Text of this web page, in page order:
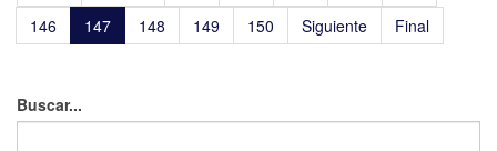
146
147 148 149 150 Siguiente Final
Buscar...